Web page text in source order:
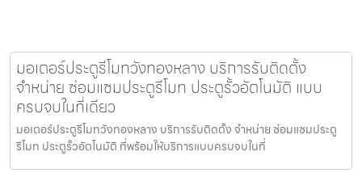
มอเตอร์ประตูรีโมทวังทองหลาง บริการรับติดตั้ง
จำหน่าย ซ่อมแซมประตูรีโมท ประตูรั้วอัตโนมัติ แบบ
ครบจบในที่เดียว
มอเตอร์ประตูรีโมทวังทองหลาง บริการรับติดตั้ง จำหน่าย ซ่อมแซมประตู
รีโมท ประตูรั้วอัตโนมัติ ที่พร้อมให้บริการแบบครบจบในที่